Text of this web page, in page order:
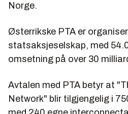
Norge.
Østerrikske PTA er
statsaksjeselskap, med
omsetning på over 30
Avtalen med PTA betyr at
Network" blir tilgjengelig i